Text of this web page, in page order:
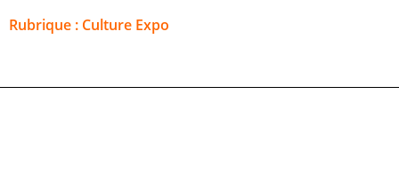
Rubrique : Culture Expo